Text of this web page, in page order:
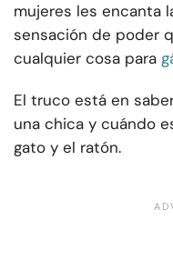
mujeres les encanta
sensación de poder
cualquier cosa para
El truco está en
una chica y cuándo
gato y el ratón.